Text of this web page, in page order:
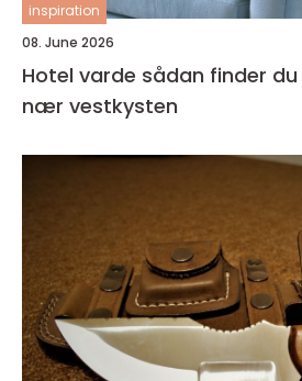
inspiration
08. June 2026
Hotel varde sådan finder du det rette ophold
nær vestkysten